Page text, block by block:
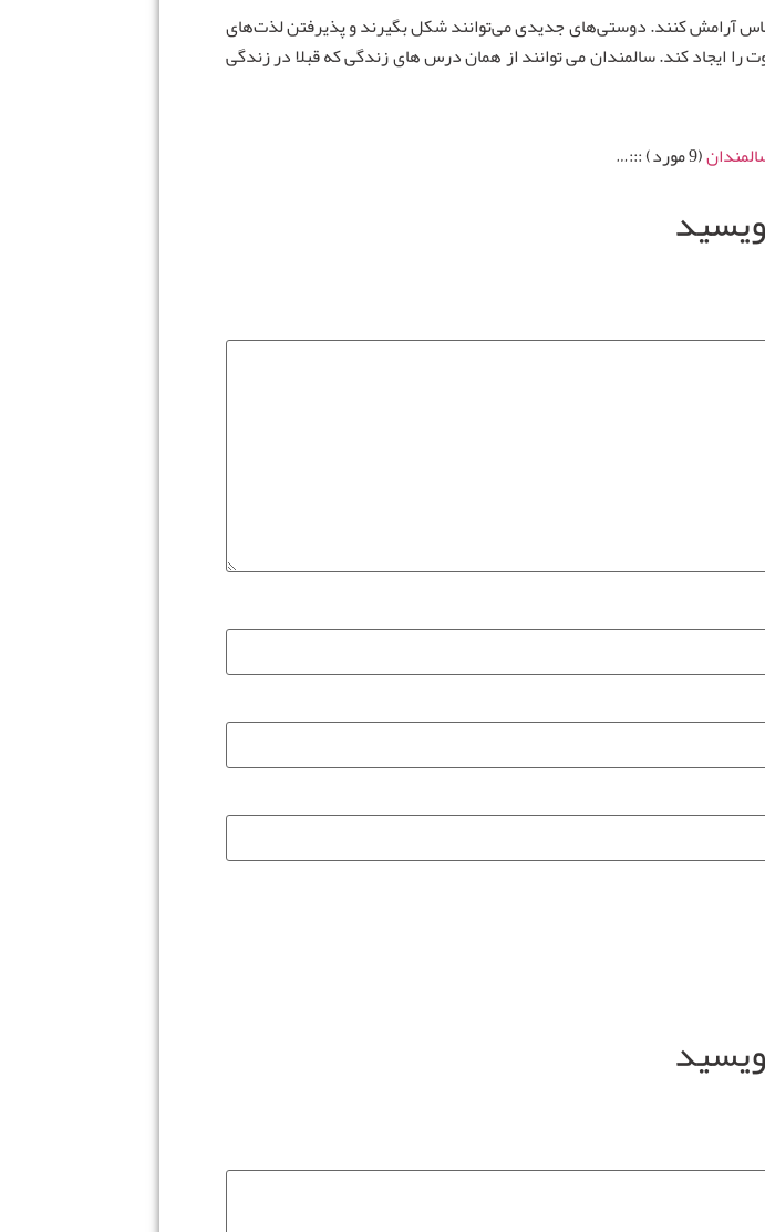
آرامش کنند. دوستی‌های جدیدی می‌توانند شکل بگیرند و پذیرفتن لذت‌های
را ایجاد کند. سالمندان می توانند از همان درس های زندگی که قبلا در زندگی
(9 مورد) :::…